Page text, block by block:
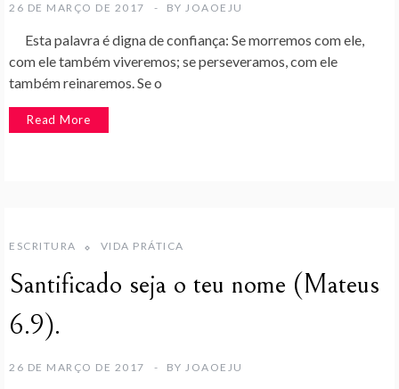
26 DE MARÇO DE 2017 BY JOAOEJU
Esta palavra é digna de confiança: Se morremos com ele,
com ele também viveremos; se perseveramos, com ele
também reinaremos. Se o
Read More
ESCRITURA VIDA PRÁTICA
Santificado seja o teu nome (Mateus
6.9).
26 DE MARÇO DE 2017 BY JOAOEJU